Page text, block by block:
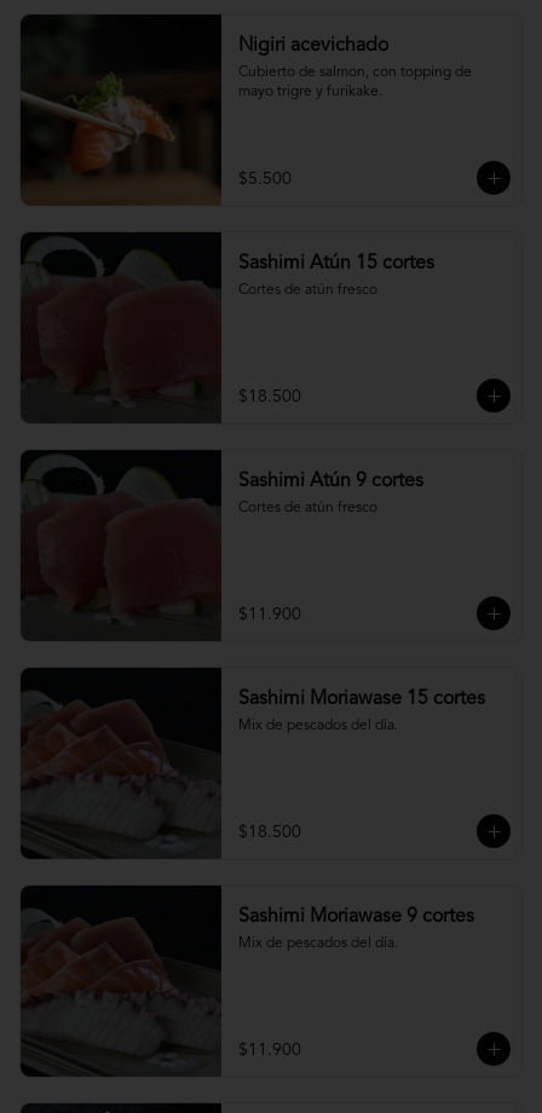
Nigiri acevichado
Cubierto de salmon, con topping de
mayo trigre y furikake.
$5.500
Sashimi Atún 15 cortes
Cortes de atún fresco
$18.500
Sashimi Atún 9 cortes
Cortes de atún fresco
$11.900
Sashimi Moriawase 15 cortes
Mix de pescados del día.
$18.500
Sashimi Moriawase 9 cortes
Mix de pescados del día.
$11.900